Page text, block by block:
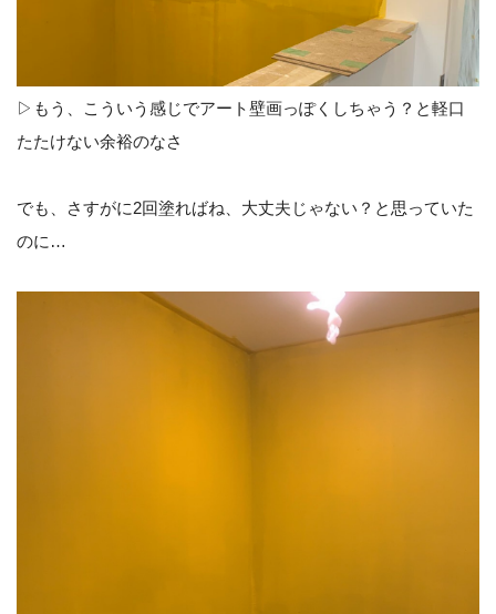
▷もう、こういう感じでアート壁画っぽくしちゃう？と軽口
たたけない余裕のなさ
でも、さすがに2回塗ればね、大丈夫じゃない？と思っていた
のに…